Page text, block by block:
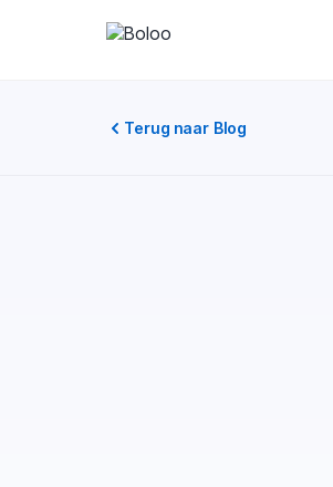
Terug naar Blog